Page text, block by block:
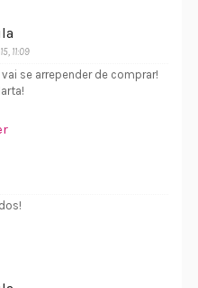
11:09
se arrepender de comprar!